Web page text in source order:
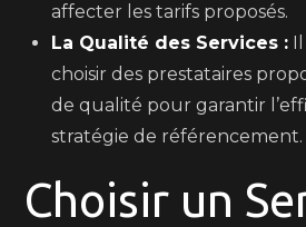
affecter les tarifs proposés.
La Qualité des Services :
choisir des prestataires
de qualité pour garantir
stratégie de référencement.
Choisir un